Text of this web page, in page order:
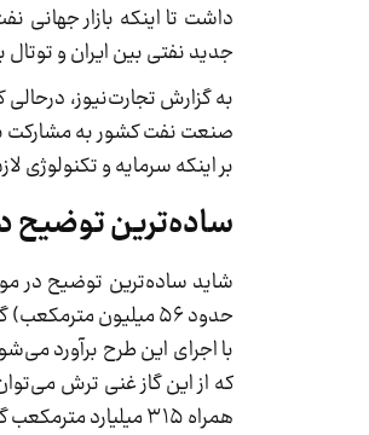
جدید نفتی بین ایران و توتال برای توسعه
به گزارش تجارت‌نیوز،
صنعت نفت کشور به مشارکت
بر اینکه سرمایه و
ساده‌ترین توضیح در
شاید ساده‌ترین توضیح در
همراه ۳۱۵ میلیارد مترمکعب گاز سبک شیرین تولید کرد.